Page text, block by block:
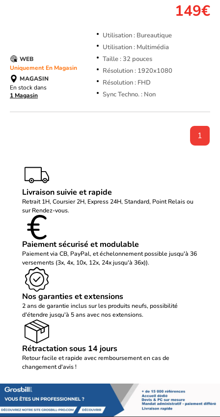
149€
Utilisation : Bureautique
Utilisation : Multimédia
Taille : 32 pouces
Résolution : 1920x1080
Résolution : FHD
Sync Techno. : Non
WEB
Uniquement En Magasin
MAGASIN
En stock dans
1 Magasin
1
Livraison suivie et rapide
Retrait 1H, Coursier 2H, Express 24H, Standard, Point Relais ou
sur Rendez-vous.
Paiement sécurisé et modulable
Paiement via CB, PayPal, et échelonnement possible jusqu'à 36
versements (3x, 4x, 10x, 12x, 24x jusqu'à 36x)).
Nos garanties et extensions
2 ans de garantie inclus sur les produits neufs, possibilité
d'étendre jusqu'à 5 ans avec nos extensions.
Rétractation sous 14 jours
Retour facile et rapide avec remboursement en cas de
changement d'avis !